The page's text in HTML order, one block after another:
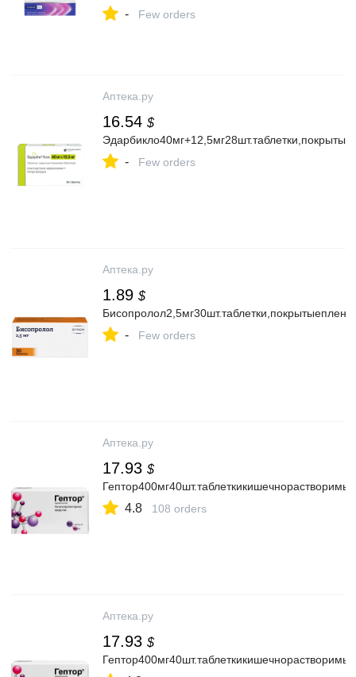
инструкция по применению
- Few orders
Аптека.ру
16.54 $
- Few orders
Аптека.ру
1.89 $
- Few orders
Аптека.ру
17.93 $
4.8 108 orders
Аптека.ру
17.93 $